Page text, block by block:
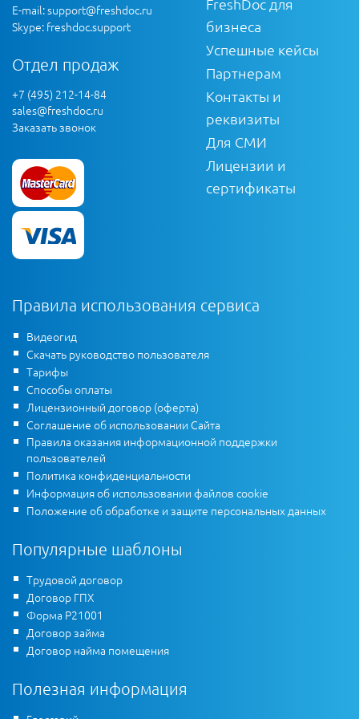
E-mail:support@freshdoc.ru
Skype: freshdoc.support
Отдел продаж
+7 (495) 212-14-84
sales@freshdoc.ru
Заказать звонок
бизнеса
Успешные кейсы
Партнерам
Контакты и
реквизиты
Для СМИ
Лицензии и
сертификаты
Правила использования сервиса
Видеогид
Скачать руководство пользователя
Тарифы
Способы оплаты
Лицензионный договор (оферта)
Соглашение об использовании Сайта
Правила оказания информационной поддержки
пользователей
Политика конфиденциальности
Информация об использовании файлов cookie
Положение об обработке и защите персональных данных
Популярные шаблоны
Трудовой договор
Договор ГПХ
Форма Р21001
Договор займа
Договор найма помещения
Полезная информация